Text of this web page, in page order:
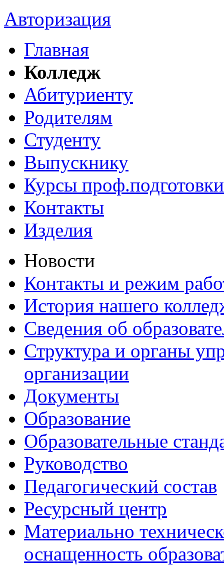
Авторизация
Главная
Колледж
Абитуриенту
Родителям
Студенту
Выпускнику
Курсы проф.подготовки
Контакты
Изделия
Новости
Контакты и режим
История нашего
Сведения об
Структура и органы
организации
Документы
Образование
Образовательные
Руководство
Педагогический состав
Ресурсный центр
Материально
оснащенность